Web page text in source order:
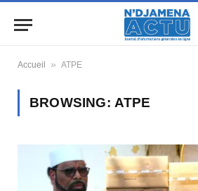
Accueil » ATPE
BROWSING: ATPE